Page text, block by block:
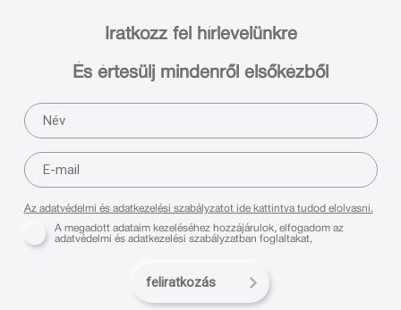
Iratkozz fel hírlevelünkre
És értesülj mindenről elsőkézből
Az adatvédelmi és adatkezelési szabályzatot ide kattintva tudod elolvasni.
A megadott adataim kezeléséhez hozzájárulok, elfogadom az
adatvédelmi és adatkezelési szabályzatban foglaltakat,
feliratkozás